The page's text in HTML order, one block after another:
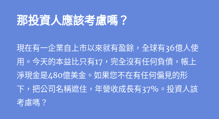
那投資人應該考慮嗎？
現在有一企業自上市以來就有盈餘，全球有36億人使
用。今天的本益比只有17，完全沒有任何負債，帳上
淨現金是480億美金。如果您不在有任何偏見的形
下，把公司名稱遮住，年營收成長有37%。投資人該
考慮嗎？